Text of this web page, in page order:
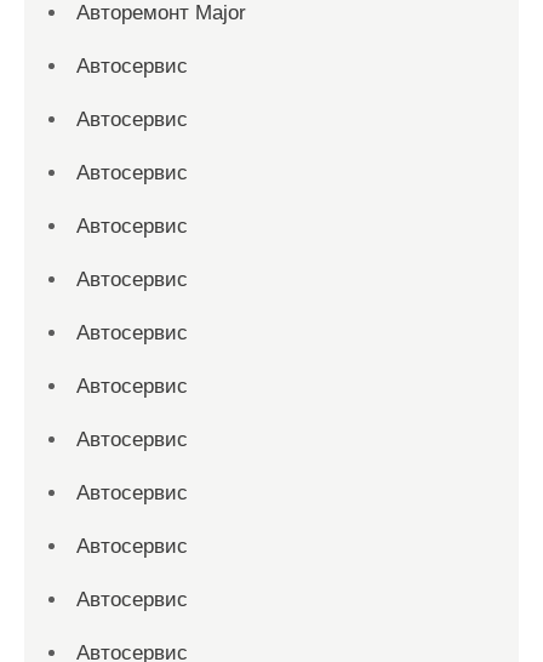
Авторемонт Major
Автосервис
Автосервис
Автосервис
Автосервис
Автосервис
Автосервис
Автосервис
Автосервис
Автосервис
Автосервис
Автосервис
Автосервис